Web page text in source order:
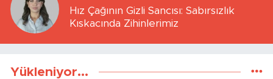
Hız Çağının Gizli Sancısı: Sabırsızlık
Kıskacında Zihinlerimiz
Yükleniyor...